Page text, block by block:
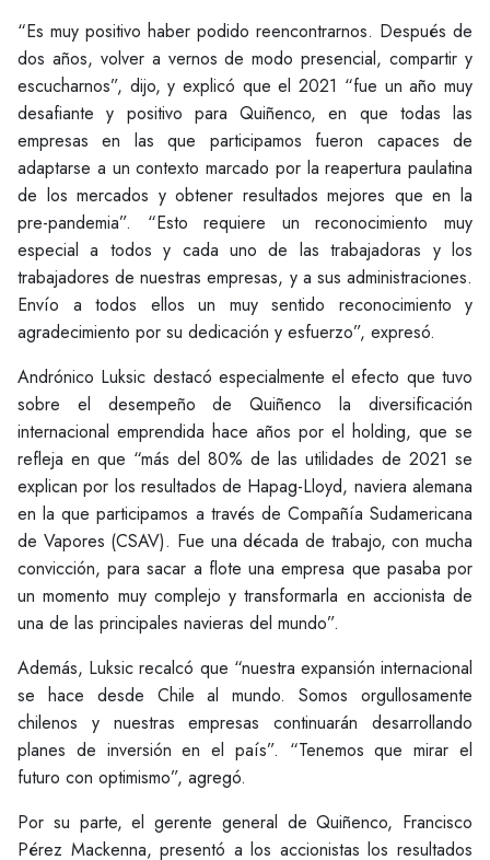
“Es muy positivo haber podido reencontrarnos. Después de
dos años, volver a vernos de modo presencial, compartir y
escucharnos”, dijo, y explicó que el 2021 “fue un año muy
desafiante y positivo para Quiñenco, en que todas las
empresas en las que participamos fueron capaces de
adaptarse a un contexto marcado por la reapertura paulatina
de los mercados y obtener resultados mejores que en la
pre-pandemia”. “Esto requiere un reconocimiento muy
especial a todos y cada uno de las trabajadoras y los
trabajadores de nuestras empresas, y a sus administraciones.
Envío a todos ellos un muy sentido reconocimiento y
agradecimiento por su dedicación y esfuerzo”, expresó.
Andrónico Luksic destacó especialmente el efecto que tuvo
sobre el desempeño de Quiñenco la diversificación
internacional emprendida hace años por el holding, que se
refleja en que “más del 80% de las utilidades de 2021 se
explican por los resultados de Hapag-Lloyd, naviera alemana
en la que participamos a través de Compañía Sudamericana
de Vapores (CSAV). Fue una década de trabajo, con mucha
convicción, para sacar a flote una empresa que pasaba por
un momento muy complejo y transformarla en accionista de
una de las principales navieras del mundo”.
Además, Luksic recalcó que “nuestra expansión internacional
se hace desde Chile al mundo. Somos orgullosamente
chilenos y nuestras empresas continuarán desarrollando
planes de inversión en el país”. “Tenemos que mirar el
futuro con optimismo”, agregó.
Por su parte, el gerente general de Quiñenco, Francisco
Pérez Mackenna, presentó a los accionistas los resultados